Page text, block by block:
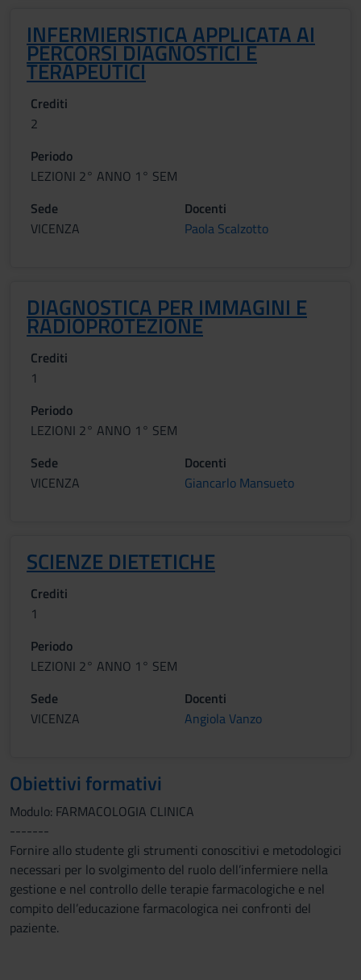
INFERMIERISTICA APPLICATA AI
PERCORSI DIAGNOSTICI E
TERAPEUTICI
Crediti
2
Periodo
LEZIONI 2° ANNO 1° SEM
Sede
VICENZA
Docenti
Paola Scalzotto
DIAGNOSTICA PER IMMAGINI E
RADIOPROTEZIONE
Crediti
1
Periodo
LEZIONI 2° ANNO 1° SEM
Sede
VICENZA
Docenti
Giancarlo Mansueto
SCIENZE DIETETICHE
Crediti
1
Periodo
LEZIONI 2° ANNO 1° SEM
Sede
VICENZA
Docenti
Angiola Vanzo
Obiettivi formativi
Modulo: FARMACOLOGIA CLINICA
-------
Fornire allo studente gli strumenti conoscitivi e metodologici
necessari per lo svolgimento del ruolo dell’infermiere nella
gestione e nel controllo delle terapie farmacologiche e nel
compito dell’educazione farmacologica nei confronti del
paziente.